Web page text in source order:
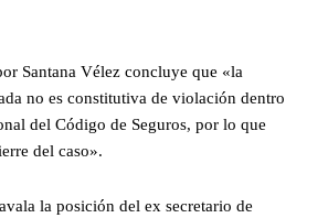
Santana Vélez concluye que «la
no es constitutiva de violación dentro
del Código de Seguros, por lo que
del caso».
la posición del ex secretario de